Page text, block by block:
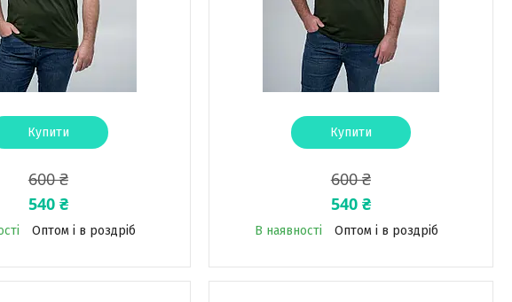
Купити
600 ₴
540 ₴
Оптом і в роздріб
Купити
600 ₴
540 ₴
В наявності Оптом і в роздріб